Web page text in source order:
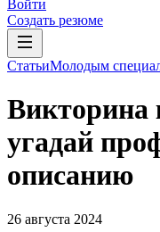
Войти
Создать резюме
СтатьиМолодым
Викторина
угадай
описанию
26 августа 2024